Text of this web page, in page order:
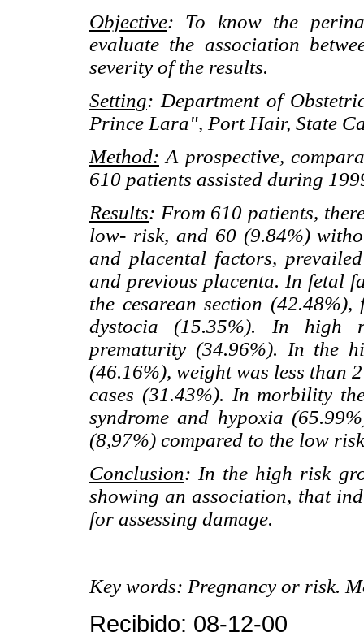
Objective: To know the
evaluate the association
severity of the results.
Setting: Department of
Prince Lara", Port Hair, State
Method: A prospective,
610 patients assisted during
Results: From 610 patients,
low- risk, and 60 (9.84%)
and placental factors,
and previous placenta. In fetal
the cesarean section
dystocia (15.35%). In high
prematurity (34.96%). In the
(46.16%), weight was less than
cases (31.43%). In morbility
syndrome and hypoxia
(8,97%) compared to the low
Conclusion: In the high risk
showing an association, that
for assessing damage.
Key words: Pregnancy or risk.
Recibido: 08-12-00